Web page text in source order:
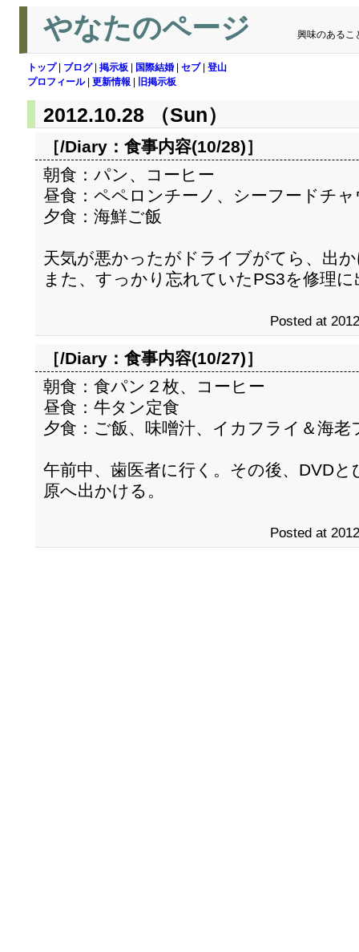
やなたのページ 興味のあるこ
トップ| ブログ| 掲示板 国際結婚 セブ| 登山
プロフィール| 更新情報 旧掲示板
2012.10.28 （Sun）
［/Diary： 食事内容(10/28)］
朝食：パン、コーヒー
昼食：ペペロンチーノ、シーフードチ
夕食：海鮮ご飯
天気が悪かったがドライブがてら、出
また、すっかり忘れていたPS3を修理に
Posted at
［/Diary： 食事内容(10/27)］
朝食：食パン２枚、コーヒー
昼食：牛タン定食
夕食：ご飯、味噌汁、イカフライ＆海
午前中、歯医者に行く。その後、DVD
原へ出かける。
Posted at